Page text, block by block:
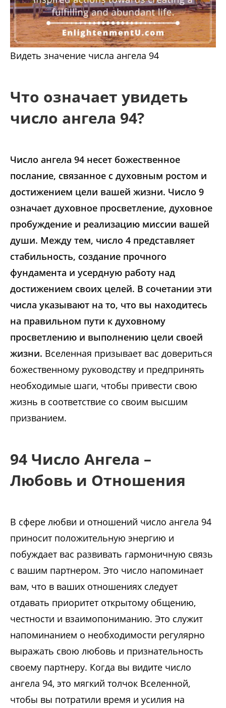
Видеть значение числа ангела 94
Что означает увидеть
число ангела 94?
Число ангела 94 несет божественное
послание, связанное с духовным ростом и
достижением цели вашей жизни. Число 9
означает духовное просветление, духовное
пробуждение и реализацию миссии вашей
души. Между тем, число 4 представляет
стабильность, создание прочного
фундамента и усердную работу над
достижением своих целей. В сочетании эти
числа указывают на то, что вы находитесь
на правильном пути к духовному
просветлению и выполнению цели своей
жизни. Вселенная призывает вас довериться
божественному руководству и предпринять
необходимые шаги, чтобы привести свою
жизнь в соответствие со своим высшим
призванием.
94 Число Ангела –
Любовь и Отношения
В сфере любви и отношений число ангела 94
приносит положительную энергию и
побуждает вас развивать гармоничную связь
с вашим партнером. Это число напоминает
вам, что в ваших отношениях следует
отдавать приоритет открытому общению,
честности и взаимопониманию. Это служит
напоминанием о необходимости регулярно
выражать свою любовь и признательность
своему партнеру. Когда вы видите число
ангела 94, это мягкий толчок Вселенной,
чтобы вы потратили время и усилия на